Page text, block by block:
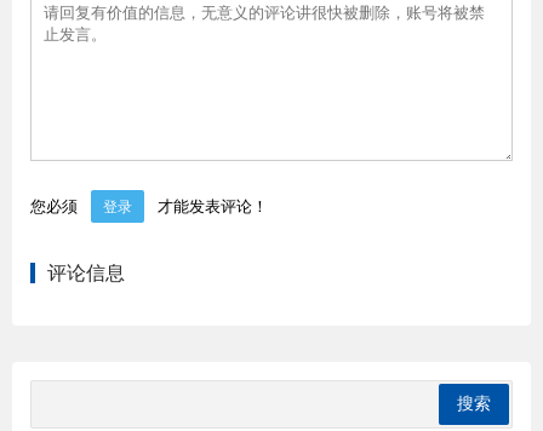
您必须 登录 才能发表评论！
评论信息